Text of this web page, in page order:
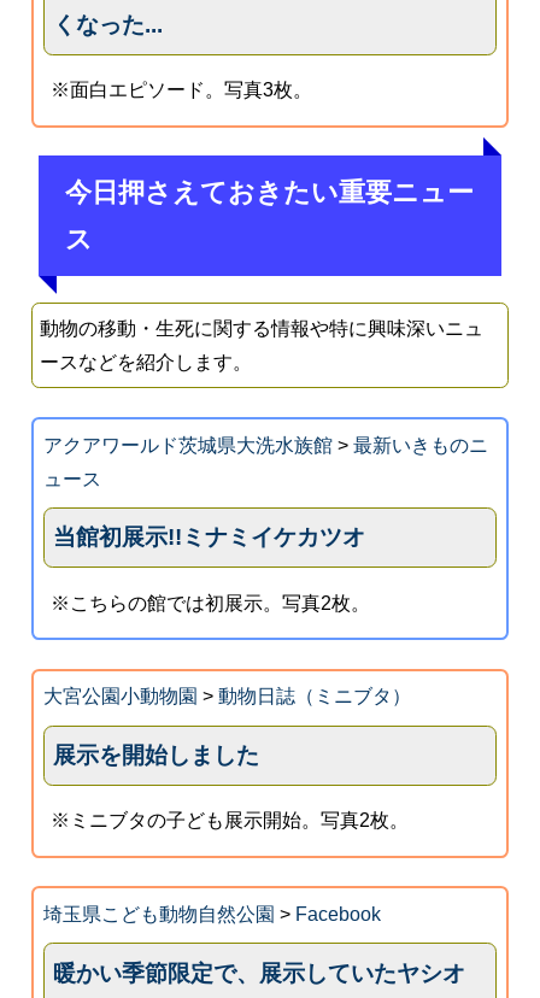
くなった...
※面白エピソード。写真3枚。
今日押さえておきたい重要ニュー
ス
動物の移動・生死に関する情報や特に興味深いニュ
ースなどを紹介します。
アクアワールド茨城県大洗水族館> 最新いきものニ
ュース
当館初展示!!ミナミイケカツオ
※こちらの館では初展示。写真2枚。
大宮公園小動物園 > 動物日誌（ミニブタ）
展示を開始しました
※ミニブタの子ども展示開始。写真2枚。
埼玉県こども動物自然公園 > Facebook
暖かい季節限定で、展示していたヤシオ